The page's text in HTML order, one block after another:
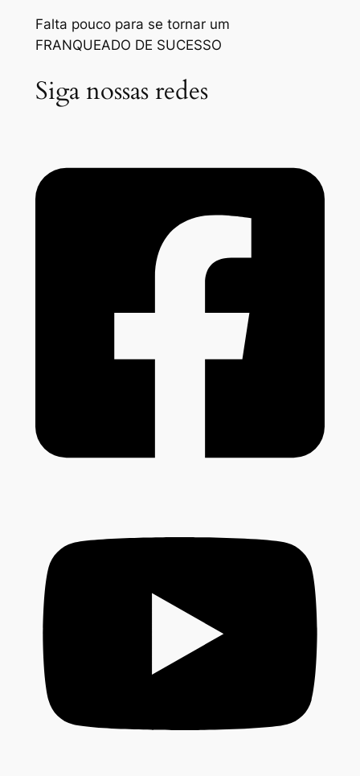
Falta pouco para se tornar um
FRANQUEADO DE SUCESSO
Siga nossas redes